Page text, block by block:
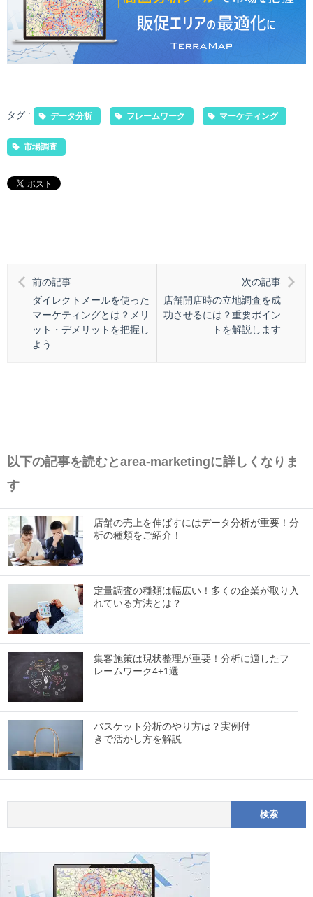
タグ : データ分析 フレームワーク マーケティング
市場調査
前の記事
ダイレクトメールを使った
マーケティングとは？メリ
ット・デメリットを把握し
よう
次の記事
店舗開店時の立地調査を成
功させるには？重要ポイン
トを解説します
以下の記事を読むとarea-marketingに詳しくなりま
す
店舗の売上を伸ばすにはデータ分析が重要！分
析の種類をご紹介！
定量調査の種類は幅広い！多くの企業が取り入
れている方法とは？
集客施策は現状整理が重要！分析に適したフ
レームワーク4+1選
バスケット分析のやり方は？実例付
きで活かし方を解説